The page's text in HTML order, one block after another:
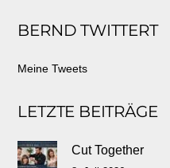
top
BERND TWITTERT
Meine Tweets
LETZTE BEITRÄGE
Cut Together